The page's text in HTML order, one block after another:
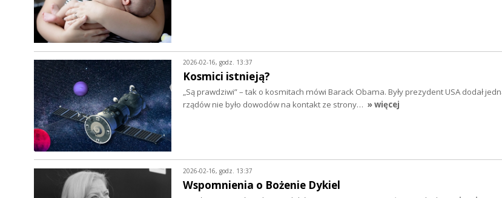
2026-02-16, godz. 13:37
Kosmici istnieją?
„Są prawdziwi” – tak o kosmitach mówi Barack Obama. Były prezydent USA dodał
rządów nie było dowodów na kontakt ze strony… » więcej
2026-02-16, godz. 13:37
Wspomnienia o Bożenie Dykiel